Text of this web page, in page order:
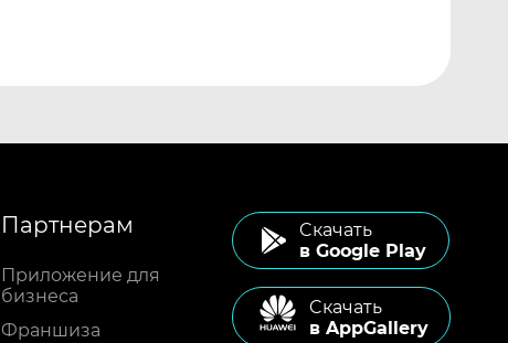
Партнерам
Приложение для
бизнеса
Франшиза
Cкачать
в Google Play
Cкачать
в AppGallery